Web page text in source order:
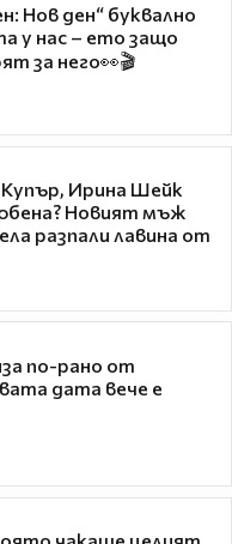
Нов ден“ буквално
у нас – ето защо
за него👀🎬
Ирина Шейк
Новият мъж
разпали лавина от
по-рано от
дата вече е